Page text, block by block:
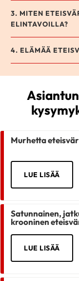
3. MITEN
ELINTAVOILLA?
4. ELÄMÄÄ
Murhetta
LUE LISÄÄ
Satunnainen,
krooninen
LUE LISÄÄ